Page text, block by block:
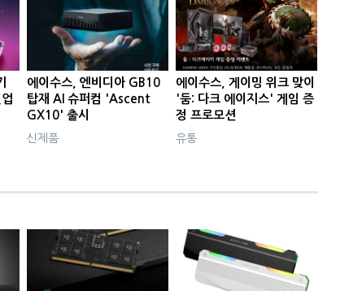
에이수스, 엔비디아 GB10
탑재 AI 슈퍼컴 'Ascent
GX10' 출시
신제품
에이수스, 게이밍 위크 맞이
'둠: 다크 에이지스' 게임 증
정 프로모션
유통